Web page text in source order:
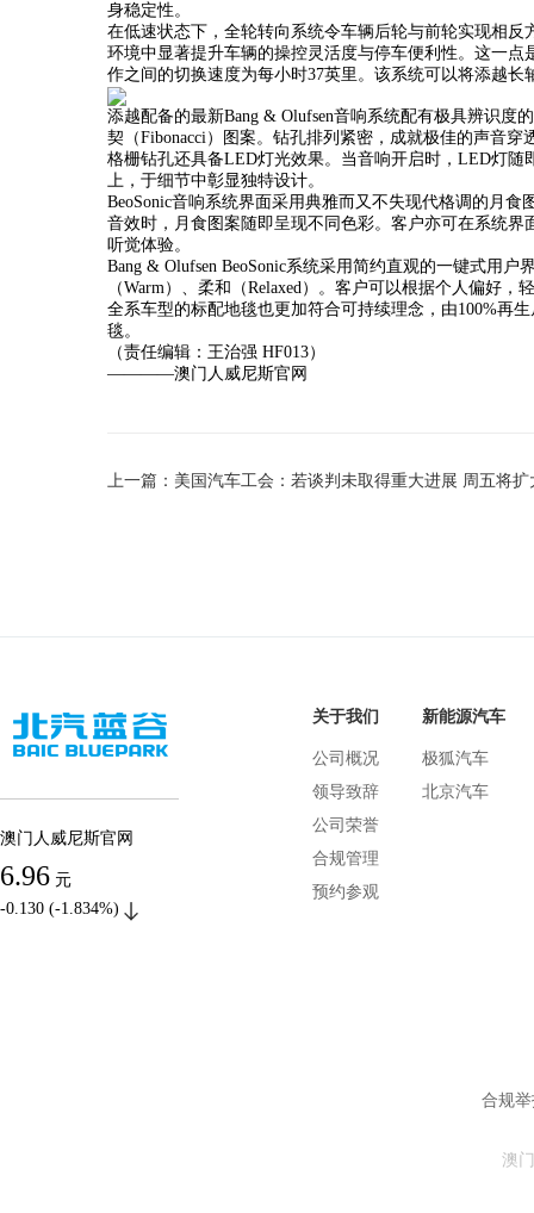
身稳定性。
在低速状态下，全轮转向系统令车辆后轮与前轮实现相
环境中显著提升车辆的操控灵活度与停车便利性。这一
作之间的切换速度为每小时37英里。该系统可以将添越长
添越配备的最新Bang & Olufsen音响系统配有极具辨识
契（Fibonacci）图案。钻孔排列紧密，成就极佳的声音
格栅钻孔还具备LED灯光效果。当音响开启时，LED灯随
上，于细节中彰显独特设计。
BeoSonic音响系统界面采用典雅而又不失现代格调的月
音效时，月食图案随即呈现不同色彩。客户亦可在系统
听觉体验。
Bang & Olufsen BeoSonic系统采用简约直观的一键式用
（Warm）、柔和（Relaxed）。客户可以根据个人偏好
全系车型的标配地毯也更加符合可持续理念，由100%再
毯。
（责任编辑：王治强 HF013）
————澳门人威尼斯官网
澳门人威尼斯官网
6.96 元
-0.130 (-1.834%)
关于我们
公司概况
领导致辞
公司荣誉
合规管理
预约参观
新能源汽车
极狐汽车
北京汽车
合规举
澳